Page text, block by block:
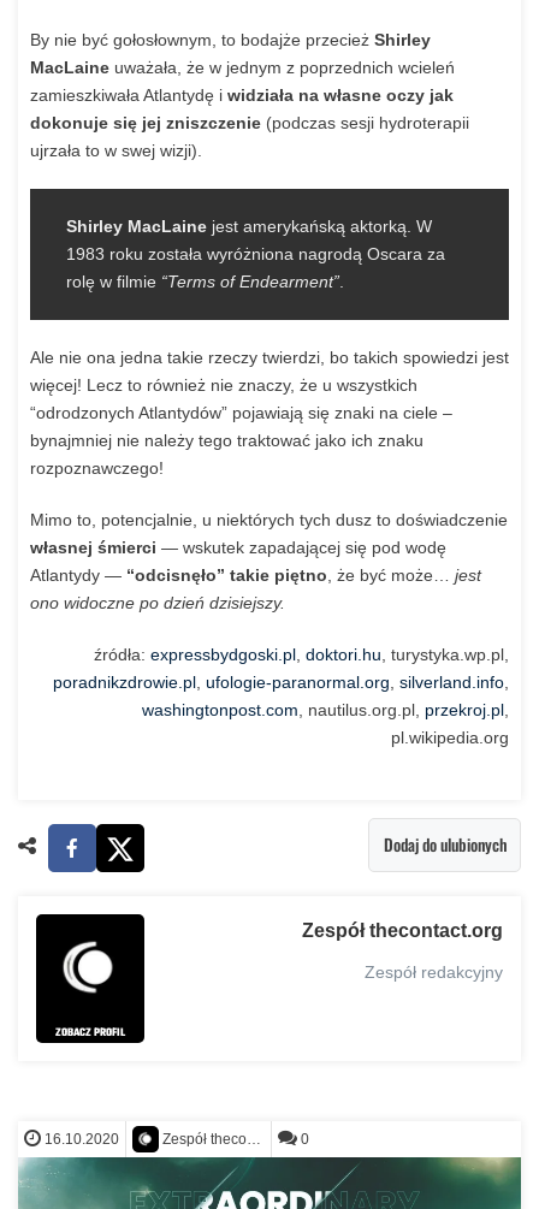
By nie być gołosłownym, to bodajże przecież Shirley
MacLaine uważała, że w jednym z poprzednich wcieleń
zamieszkiwała Atlantydę i widziała na własne oczy jak
dokonuje się jej zniszczenie (podczas sesji hydroterapii
ujrzała to w swej wizji).
Shirley MacLaine jest amerykańską aktorką. W
1983 roku została wyróżniona nagrodą Oscara za
rolę w filmie “Terms of Endearment”
Ale nie ona jedna takie rzeczy twierdzi, bo takich spowiedzi jest
więcej! Lecz to również nie znaczy, że u wszystkich
“odrodzonych Atlantydów” pojawiają się znaki na ciele –
bynajmniej nie należy tego traktować jako ich znaku
rozpoznawczego!
Mimo to, potencjalnie, u niektórych tych dusz to doświadczenie
własnej śmierci — wskutek zapadającej się pod wodę
Atlantydy — “odcisnęło” takie piętno , że być może… jest
ono widoczne po dzień dzisiejszy.
źródła: expressbydgoski.pl doktori.hu , turystyka.wp.pl,
poradnikzdrowie.pl ufologie-paranormal.org silverland.info
washingtonpost.com , nautilus.org.pl, przekroj.pl
pl.wikipedia.org
Dodaj do ulubionych
ZOBACZ PROFIL
Zespół thecontact.org
Zespół redakcyjny
16.10.2020 Zespół thecontact.org 0